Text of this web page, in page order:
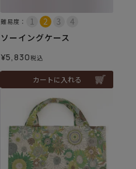
難易度：
ソーイングケース
¥5,830税込
カートに入れる